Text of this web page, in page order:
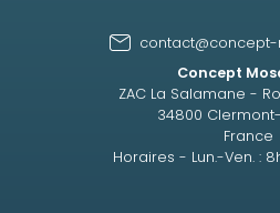
Concept
ZAC La Salamane -
34800
France
Horaires - Lun.-Ven. :